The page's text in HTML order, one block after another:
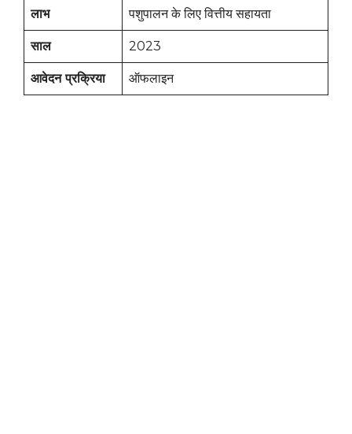
लाभ पशुपालन के लिए वित्तीय सहायता
साल 2023
आवेदन प्रक्रिया ऑफलाइन